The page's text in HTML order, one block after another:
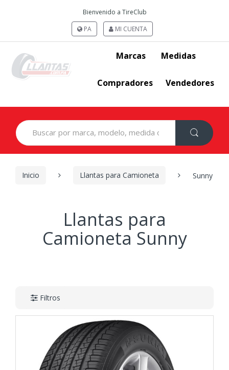
Bienvenido a TireClub
PA
MI CUENTA
Marcas Medidas
Compradores Vendedores
Search
for:
Inicio Llantas para Camioneta Sunny
Llantas para
Camioneta Sunny
Filtros